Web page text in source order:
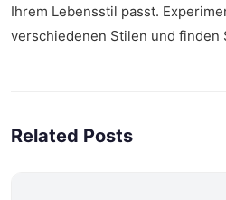
Ihrem Lebensstil passt.
verschiedenen Stilen und finden
Related Posts